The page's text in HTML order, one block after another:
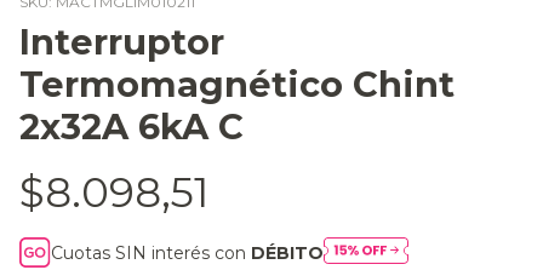
Interruptor
Termomagnético Chint
2x32A 6kA C
$8.098,51
Cuotas SIN interés con DÉBITO